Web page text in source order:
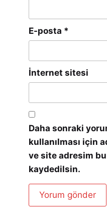
E-posta *
İnternet sitesi
Daha sonraki
kullanılması için
ve site adresim bu
kaydedilsin.